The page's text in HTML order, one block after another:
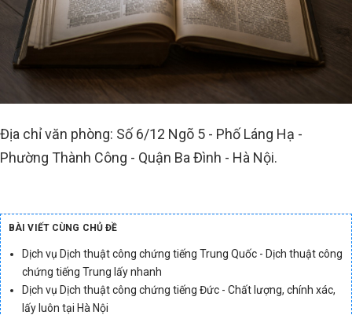
Địa chỉ văn phòng: Số 6/12 Ngõ 5 - Phố Láng Hạ -
Phường Thành Công - Quận Ba Đình - Hà Nội.
BÀI VIẾT CÙNG CHỦ ĐỀ
Dịch vụ Dịch thuật công chứng tiếng Trung Quốc - Dịch thuật công
chứng tiếng Trung lấy nhanh
Dịch vụ Dịch thuật công chứng tiếng Đức - Chất lượng, chính xác,
lấy luôn tại Hà Nội